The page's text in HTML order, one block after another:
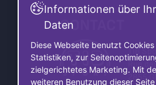
CONTACT
TIB
Rue
2855
Informationen über
Daten
Diese Webseite benutzt
Statistiken, zur
zielgerichtetes Marketing. Mit
weiteren Benutzung dieser Seite